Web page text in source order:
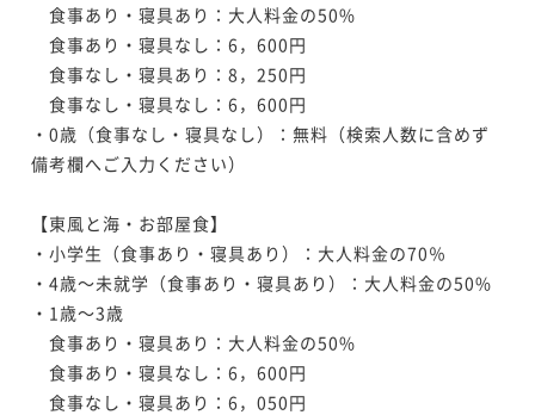
食事あり・寝具あり：大人料金の50%
食事あり・寝具なし：6，600円
食事なし・寝具あり：8，250円
食事なし・寝具なし：6，600円
・0歳（食事なし・寝具なし）：無料（検索人数に含めず
備考欄へご入力ください）
【東風と海・お部屋食】
・小学生（食事あり・寝具あり）：大人料金の70％
・4歳～未就学（食事あり・寝具あり）：大人料金の50%
・1歳～3歳
食事あり・寝具あり：大人料金の50%
食事あり・寝具なし：6，600円
食事なし・寝具あり：6，050円